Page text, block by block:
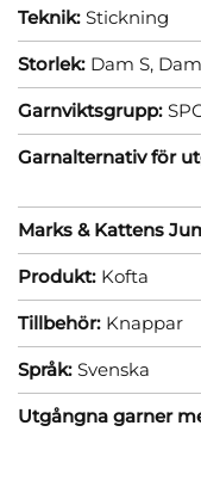
Teknik: Stickning
Storlek: Dam S,
Garnviktsgrupp:
Garnalternativ för
Marks & Kattens
Produkt: Kofta
Tillbehör: Knappar
Språk: Svenska
Utgångna garner